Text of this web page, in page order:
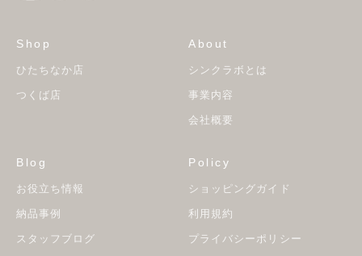
Shop
ひたちなか店
つくば店
About
シンクラボとは
事業内容
会社概要
Blog
お役立ち情報
納品事例
スタッフブログ
Policy
ショッピングガイド
利用規約
プライバシーポリシー